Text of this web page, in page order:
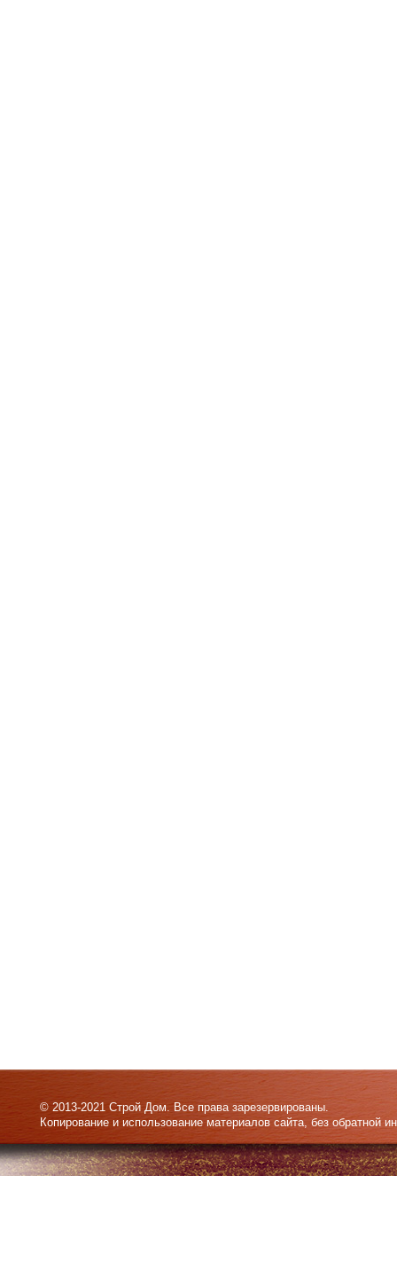
© 2013-2021 Строй Дом. Все права зарезервированы.
Копирование и использование материалов сайта, без обратной